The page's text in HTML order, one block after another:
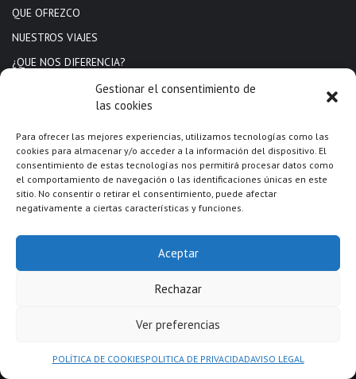
Gestionar el consentimiento de
las cookies
Para ofrecer las mejores experiencias, utilizamos tecnologías como las
cookies para almacenar y/o acceder a la información del dispositivo. El
consentimiento de estas tecnologías nos permitirá procesar datos como
el comportamiento de navegación o las identificaciones únicas en este
sitio. No consentir o retirar el consentimiento, puede afectar
negativamente a ciertas características y funciones.
Aceptar
Rechazar
Ver preferencias
POLÍTICA DE COOKIESPOLITICA DE PRIVACIDADAVISO LEGAL
QUE OFREZCO
NUESTROS VIAJES
¿QUE NOS DIFERENCIA?
CONDICIONES GENERALES CONTRACTUALES
MÁS INFORMACIÓN
WhatsApp: 635639175